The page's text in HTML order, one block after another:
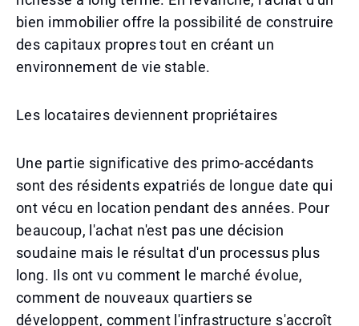
bien immobilier offre la possibilité de construire
des capitaux propres tout en créant un
environnement de vie stable.
Les locataires deviennent propriétaires
Une partie significative des primo-accédants
sont des résidents expatriés de longue date qui
ont vécu en location pendant des années. Pour
beaucoup, l'achat n'est pas une décision
soudaine mais le résultat d'un processus plus
long. Ils ont vu comment le marché évolue,
comment de nouveaux quartiers se
développent, comment l'infrastructure s'accroît